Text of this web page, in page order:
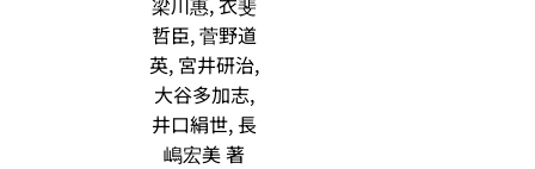
哲臣, 菅野道
英, 宮井研治,
大谷多加志,
井口絹世, 長
嶋宏美 著